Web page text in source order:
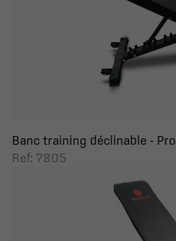
Banc training déclinable - Pro
Ref: 7805